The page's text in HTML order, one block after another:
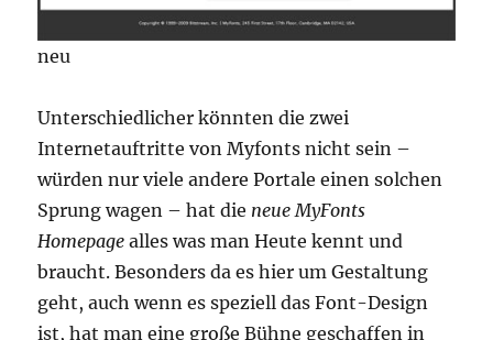
neu
Unterschiedlicher könnten die zwei
Internetauftritte von Myfonts nicht sein –
würden nur viele andere Portale einen solchen
Sprung wagen – hat die neue MyFonts
Homepage alles was man Heute kennt und
braucht. Besonders da es hier um Gestaltung
geht, auch wenn es speziell das Font-Design
ist, hat man eine große Bühne geschaffen in